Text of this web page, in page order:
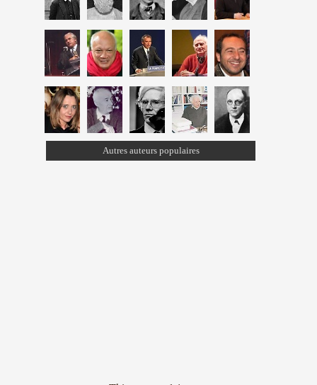
Autres auteurs populaires